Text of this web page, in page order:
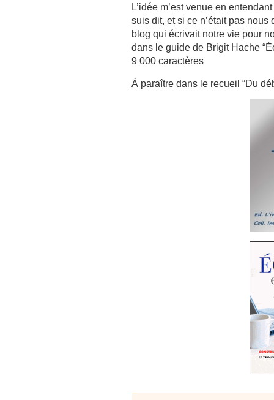
L’idée m’est venue en
suis dit, et si ce n’était pas
blog qui écrivait notre vie pour
dans le guide de Brigit Hache
9 000 caractères
À paraître dans le recueil “Du